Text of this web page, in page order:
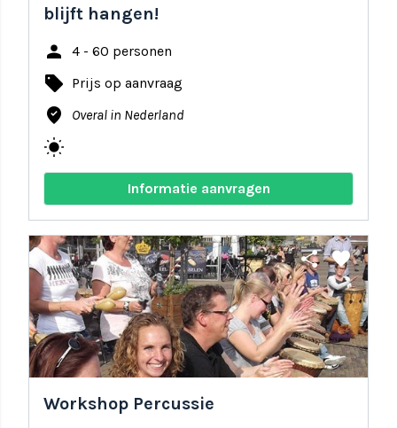
blijft hangen!
person 4 - 60 personen
local_offer Prijs op aanvraag
where_to_vote Overal in Nederland
wb_sunny
Informatie aanvragen
share favorite
Workshop Percussie